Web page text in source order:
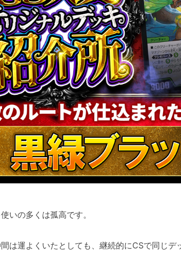
いの多くは孤高です。
は運よくいたとしても、継続的にCSで同じデ